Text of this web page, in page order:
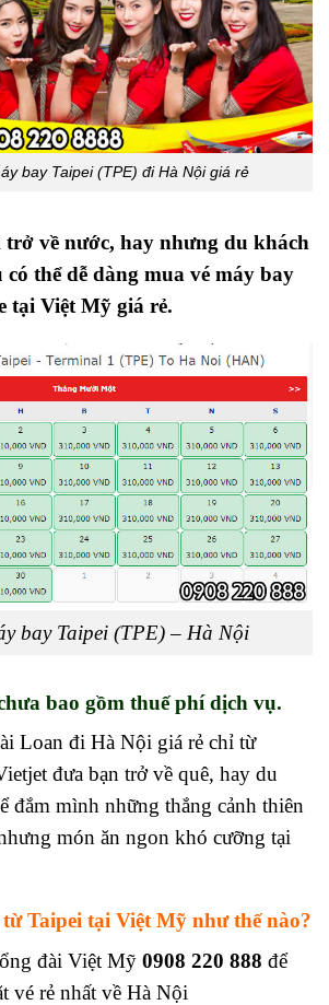
bay Taipei (TPE) đi Hà Nội giá rẻ
về nước, hay nhưng du khách
thể dễ dàng mua vé máy bay
tại Việt Mỹ giá rẻ.
bay Taipei (TPE) – Hà Nội
bao gồm thuế phí dịch vụ.
Loan đi Hà Nội giá rẻ chỉ từ
đưa bạn trở về quê, hay du
đắm mình những thắng cảnh thiên
món ăn ngon khó cưỡng tại
Taipei tại Việt Mỹ như thế nào?
đài Việt Mỹ 0908 220 888 để
vé rẻ nhất về Hà Nội